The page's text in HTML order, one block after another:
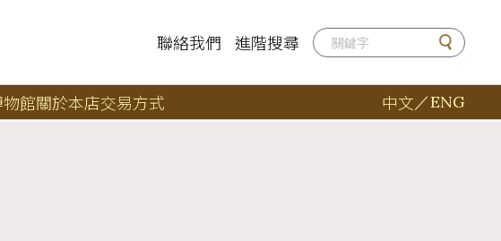
聯絡我們 進階搜尋
館關於本店交易方式 中文／ENG